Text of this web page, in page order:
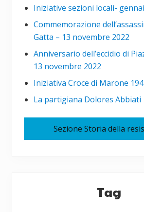
Iniziative sezioni locali-
Commemorazione
Gatta – 13 novembre 2022
Anniversario dell’eccidio di
13 novembre 2022
Iniziativa Croce di Marone
La partigiana Dolores Abbiati
Sezione Storia della
Tag